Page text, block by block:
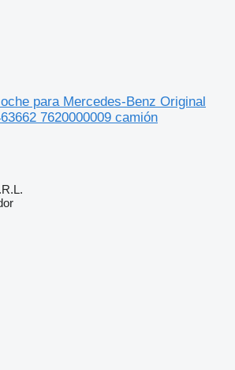
para Mercedes-Benz Original
7620000009 camión